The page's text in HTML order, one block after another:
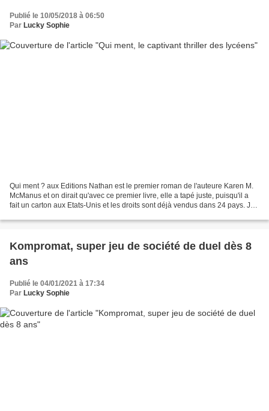
Publié le 10/05/2018 à 06:50
Par Lucky Sophie
Qui ment ? aux Editions Nathan est le premier roman de l'auteure Karen M.
McManus et on dirait qu'avec ce premier livre, elle a tapé juste, puisqu'il a
fait un carton aux Etats-Unis et les droits sont déjà vendus dans 24 pays. Je
Kompromat, super jeu de société de duel dès 8
ans
Publié le 04/01/2021 à 17:34
Par Lucky Sophie